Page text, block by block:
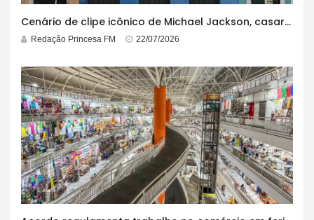
Cenário de clipe icônico de Michael Jackson, casarão azul no centro do Pelourinho enfrenta ordem de desocupação
Redação Princesa FM 22/07/2026